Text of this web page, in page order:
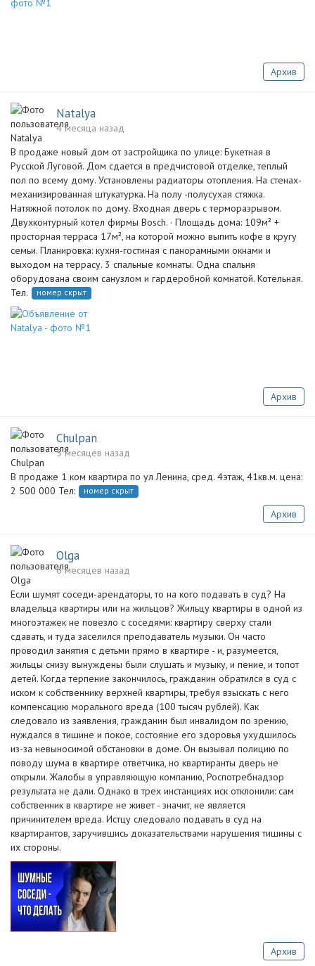
Архив
Natalya
4 месяца назад
В продаже новый дом от застройщика по улице: Букетная в
Русской Луговой. Дом сдается в предчистовой отделке, теплый
пол по всему дому. Установлены радиаторы отопления. На стенах-
механизированная штукатурка. На полу -полусухая стяжка.
Натяжной потолок по дому. Входная дверь с терморазрывом.
Двухконтурный котел фирмы Bosch. · Площадь дома: 109м² +
просторная терраса 17м², на которой можно выпить кофе в кругу
семьи. Планировка: кухня-гостиная с панорамными окнами и
выходом на террасу. 3 спальные комнаты. Одна спальня
оборудована своим санузлом и гардеробной комнатой. Котельная.
Тел.
номер скрыт
Архив
Chulpan
5 месяцев назад
В продаже 1 ком квартира по ул Ленина, сред. 4этаж, 41кв.м. цена:
2 500 000 Тел:
номер скрыт
Архив
Olga
6 месяцев назад
Если шумят соседи-арендаторы, то на кого подавать в суд? На
владельца квартиры или на жильцов? Жильцу квартиры в одной из
многоэтажек не повезло с соседями: квартиру сверху стали
сдавать, и туда заселился преподаватель музыки. Он часто
проводил занятия с детьми прямо в квартире - и, разумеется,
жильцы снизу вынуждены были слушать и музыку, и пение, и топот
детей. Когда терпение закончилось, гражданин обратился в суд с
иском к собственнику верхней квартиры, требуя взыскать с него
компенсацию морального вреда (100 тысяч рублей). Как
следовало из заявления, гражданин был инвалидом по зрению,
нуждался в тишине и покое, состояние его здоровья ухудшилось
из-за невыносимой обстановки в доме. Он вызывал полицию по
поводу шума в квартире ответчика, но квартиранты дверь не
открыли. Жалобы в управляющую компанию, Роспотребнадзор
результата не дали. Однако в трех инстанциях иск отклонили: сам
собственник в квартире не живет - значит, не является
причинителем вреда. Истцу следовало подавать в суд на
квартирантов, заручившись доказательствами нарушения тишины с
их стороны.
Архив